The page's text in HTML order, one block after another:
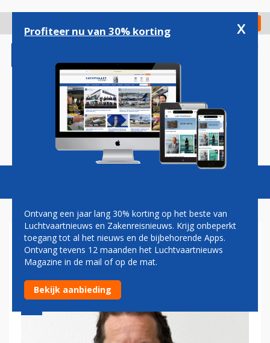
gaan
Check in
Magazine Podcasts Vacatures
'KLM-PILOOT MICHIEL VAN
DORST IN BEELD BIJ LVNL'
Profiteer nu van 30% korting x
Ontvang een jaar lang 30% korting op het beste van
Luchtvaartnieuws en Zakenreisnieuws. Krijg onbeperkt
toegang tot al het nieuws en de bijbehorende Apps.
Ontvang tevens 12 maanden het Luchtvaartnieuws
Magazine in de mail of op de mat.
Bekijk aanbieding